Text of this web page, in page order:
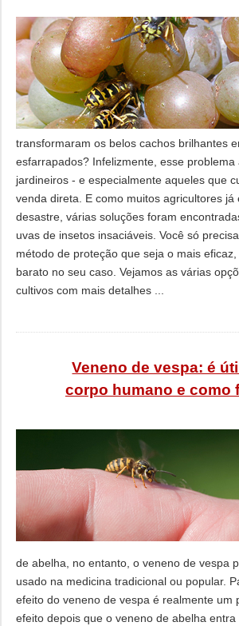
transformaram os belos cachos brilhantes
esfarrapados? Infelizmente, esse problema
jardineiros - e especialmente aqueles que
venda direta. E como muitos agricultores já
desastre, várias soluções foram
uvas de insetos insaciáveis. Você só
método de proteção que seja o mais
barato no seu caso. Vejamos as várias
cultivos com mais detalhes ...
Veneno de vespa: é
corpo humano e como
de abelha, no entanto, o veneno de vespa
usado na medicina tradicional ou popular.
efeito do veneno de vespa é realmente um
efeito depois que o veneno de abelha entra